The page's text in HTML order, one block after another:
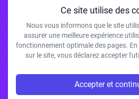
J'accepte de recevoir vos e-mails et confirme
votre politique de confidentialité et
Ce site utilise des
Nous vous informons que le site
assurer une meilleure expérience
fonctionnement optimale des pages.
sur le site, vous déclarez accepter
Accepter et